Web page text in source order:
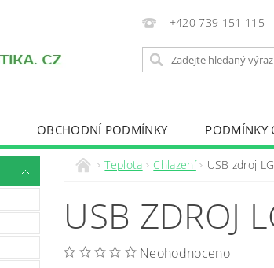
+420 739 151 115
OBCHODNÍ PODMÍNKY PODMÍNKY
Teplota Chlazení USB zdroj
USB ZDROJ
Neohodnoceno